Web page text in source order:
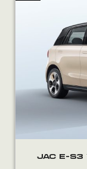
JAC E-S3